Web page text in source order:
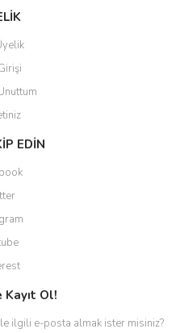
EDİN
Ol!
ilgili e-posta almak ister misiniz?